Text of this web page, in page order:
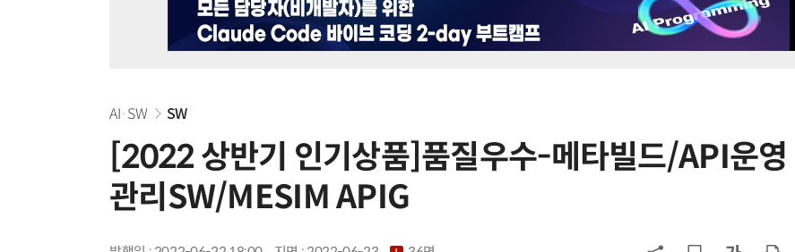
AI·SW SW
[2022 상반기 인기상품]품질우수-메타빌드/API운영
관리SW/MESIM APIG
6
美 행정부, AI 모델 '해킹 등 사이버
강 동력 꺼져간다